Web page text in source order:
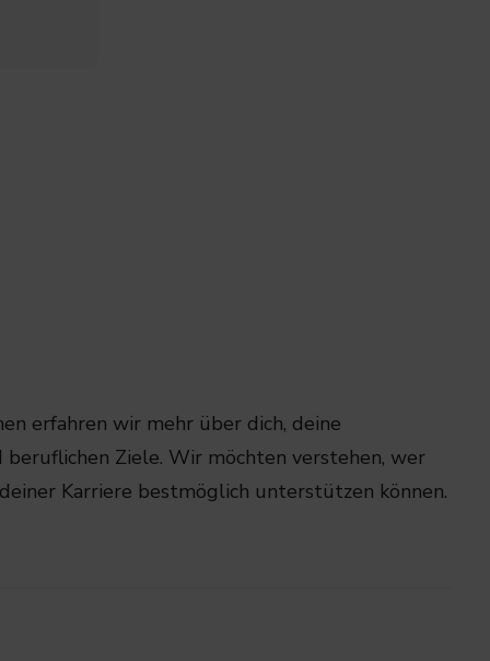
erfahren wir mehr über dich, deine
beruflichen Ziele. Wir möchten verstehen, wer
Karriere bestmöglich unterstützen können.